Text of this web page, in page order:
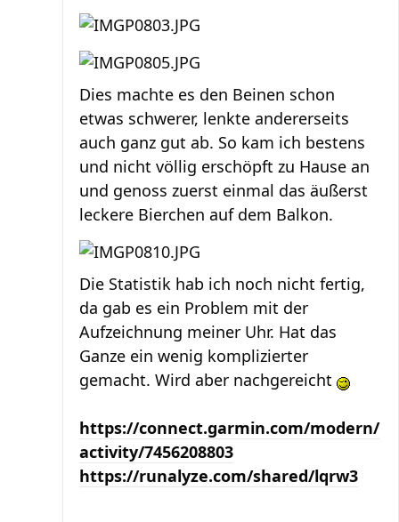
Dies machte es den Beinen schon
etwas schwerer, lenkte andererseits
auch ganz gut ab. So kam ich bestens
und nicht völlig erschöpft zu Hause an
und genoss zuerst einmal das äußerst
leckere Bierchen auf dem Balkon.
Die Statistik hab ich noch nicht fertig,
da gab es ein Problem mit der
Aufzeichnung meiner Uhr. Hat das
Ganze ein wenig komplizierter
gemacht. Wird aber nachgereicht
https://connect.garmin.com/modern/
activity/7456208803
https://runalyze.com/shared/lqrw3